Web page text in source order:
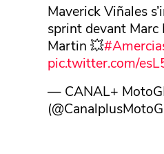
Maverick Viñales
sprint devant Marc
Martin 💥
pic.twitter.com/
— CANAL+